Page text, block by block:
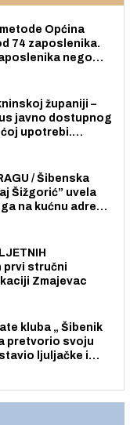
Općina
74 zaposlenika.
nego
županiji –
javno dostupnog
upotrebi.
/ Šibenska
Šižgorić” uvela
na kućnu adresu
prvi stručni
Zmajevac
kluba „ Šibenik
pretvorio svoju
ljuljačke i